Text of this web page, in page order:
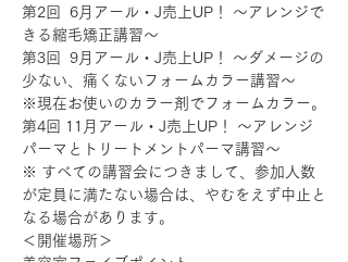
第2回  6月アール・J売上UP！ ～アレンジで
きる縮毛矯正講習～
第3回  9月アール・J売上UP！ ～ダメージの
少ない、痛くないフォームカラー講習～
※現在お使いのカラー剤でフォームカラー。
第4回 11月アール・J売上UP！ ～アレンジ
パーマとトリートメントパーマ講習～
※ すべての講習会につきまして、参加人数
が定員に満たない場合は、やむをえず中止と
なる場合があります。
＜開催場所＞